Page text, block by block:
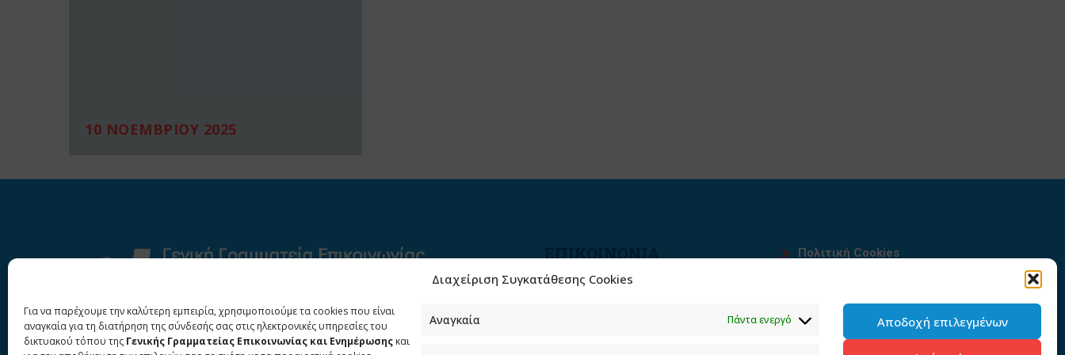
Διαχείριση Συγκατάθεσης Cookies
Για να παρέχουμε την καλύτερη εμπειρία, χρησιμοποιούμε τα cookies που είναι
αναγκαία για τη διατήρηση της σύνδεσής σας στις ηλεκτρονικές υπηρεσίες του
δικτυακού τόπου της Γενικής Γραμματείας Επικοινωνίας και Ενημέρωσης και
Αναγκαία Πάντα ενεργό Αποδοχή επιλεγμένων
10 ΝΟΕΜΒΡΙΟΥ 2025
ΕΠΙΚΟΙΝΩΝΙΑ
Φραγκούδη 11 & Αλεξάνδρου
Πολιτική Cookies
Πολιτική προστασίας
προσωπικών δεδομένων του
παρόντος ιστότοπου